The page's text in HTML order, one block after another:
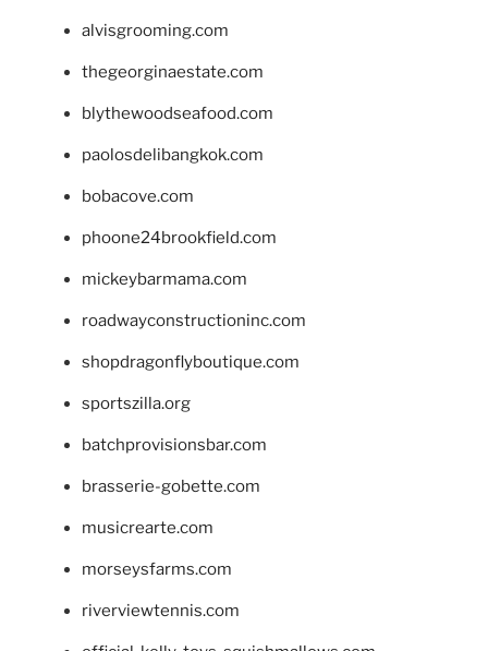
alvisgrooming.com
thegeorginaestate.com
blythewoodseafood.com
paolosdelibangkok.com
bobacove.com
phoone24brookfield.com
mickeybarmama.com
roadwayconstructioninc.com
shopdragonflyboutique.com
sportszilla.org
batchprovisionsbar.com
brasserie-gobette.com
musicrearte.com
morseysfarms.com
riverviewtennis.com